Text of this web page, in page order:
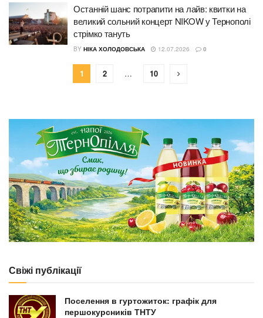
Останній шанс потрапити на лайв: квитки на
великий сольний концерт NIKOW у Тернополі
стрімко тануть
BY НІКА ХОЛОДОВСЬКА 12.07.2026 0
1 2 … 10
Свіжі публікації
Поселення в гуртожиток: графік для
першокурсників ТНТУ